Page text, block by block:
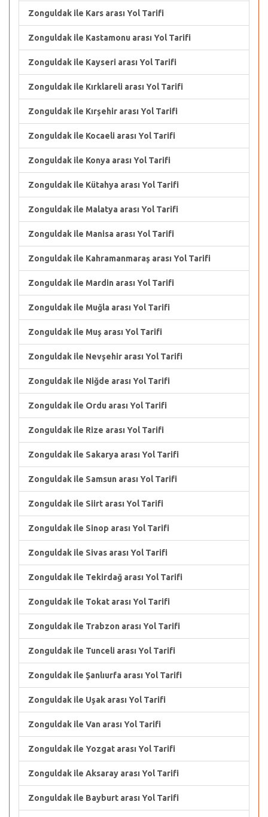
Zonguldak ile Kars arası Yol Tarifi
Zonguldak ile Kastamonu arası Yol Tarifi
Zonguldak ile Kayseri arası Yol Tarifi
Zonguldak ile Kırklareli arası Yol Tarifi
Zonguldak ile Kırşehir arası Yol Tarifi
Zonguldak ile Kocaeli arası Yol Tarifi
Zonguldak ile Konya arası Yol Tarifi
Zonguldak ile Kütahya arası Yol Tarifi
Zonguldak ile Malatya arası Yol Tarifi
Zonguldak ile Manisa arası Yol Tarifi
Zonguldak ile Kahramanmaraş arası Yol Tarifi
Zonguldak ile Mardin arası Yol Tarifi
Zonguldak ile Muğla arası Yol Tarifi
Zonguldak ile Muş arası Yol Tarifi
Zonguldak ile Nevşehir arası Yol Tarifi
Zonguldak ile Niğde arası Yol Tarifi
Zonguldak ile Ordu arası Yol Tarifi
Zonguldak ile Rize arası Yol Tarifi
Zonguldak ile Sakarya arası Yol Tarifi
Zonguldak ile Samsun arası Yol Tarifi
Zonguldak ile Siirt arası Yol Tarifi
Zonguldak ile Sinop arası Yol Tarifi
Zonguldak ile Sivas arası Yol Tarifi
Zonguldak ile Tekirdağ arası Yol Tarifi
Zonguldak ile Tokat arası Yol Tarifi
Zonguldak ile Trabzon arası Yol Tarifi
Zonguldak ile Tunceli arası Yol Tarifi
Zonguldak ile Şanlıurfa arası Yol Tarifi
Zonguldak ile Uşak arası Yol Tarifi
Zonguldak ile Van arası Yol Tarifi
Zonguldak ile Yozgat arası Yol Tarifi
Zonguldak ile Aksaray arası Yol Tarifi
Zonguldak ile Bayburt arası Yol Tarifi